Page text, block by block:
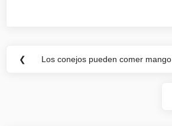
Navegación
❮
Previous
Los conejos pueden comer mango